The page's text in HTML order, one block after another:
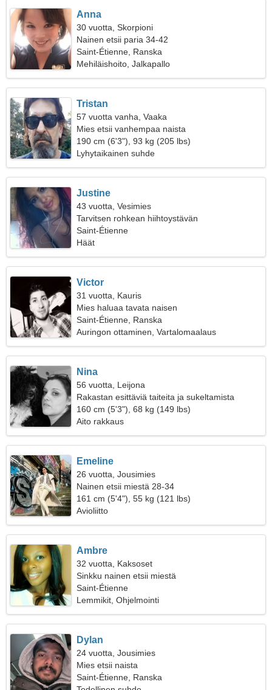
Anna
30 vuotta, Skorpioni
Nainen etsii paria 34-42
Saint-Étienne, Ranska
Mehiläishoito, Jalkapallo
Tristan
57 vuotta vanha, Vaaka
Mies etsii vanhempaa naista
190 cm (6'3"), 93 kg (205 lbs)
Lyhytaikainen suhde
Justine
43 vuotta, Vesimies
Tarvitsen rohkean hiihtoystävän
Saint-Étienne
Häät
Victor
31 vuotta, Kauris
Mies haluaa tavata naisen
Saint-Étienne, Ranska
Auringon ottaminen, Vartalomaalaus
Nina
56 vuotta, Leijona
Rakastan esittäviä taiteita ja sukeltamista
160 cm (5'3"), 68 kg (149 lbs)
Aito rakkaus
Emeline
26 vuotta, Jousimies
Nainen etsii miestä 28-34
161 cm (5'4"), 55 kg (121 lbs)
Avioliitto
Ambre
32 vuotta, Kaksoset
Sinkku nainen etsii miestä
Saint-Étienne
Lemmikit, Ohjelmointi
Dylan
24 vuotta, Jousimies
Mies etsii naista
Saint-Étienne, Ranska